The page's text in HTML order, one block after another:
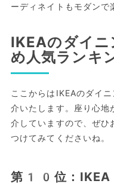
ーディネイトもモダンで
IKEAのダイ
め人気ラン
ここからはIKEAのダイ
介いたします。座り心地
介していますので、ぜひ
つけてみてくださいね。
第10位：